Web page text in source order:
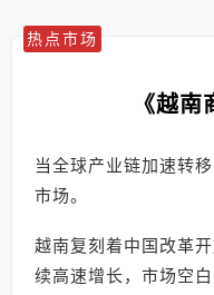
热点市场
《越
当全球产业链加速转
市场。
越南复刻着中国改革
续高速增长，市场空